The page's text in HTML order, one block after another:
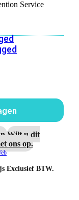
Service
Wilt u dit
ons op.
Exclusief BTW.